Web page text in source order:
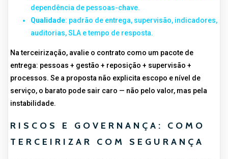
dependência de pessoas-chave.
Qualidade: padrão de entrega, supervisão, indicadores,
auditorias, SLA e tempo de resposta.
Na terceirização, avalie o contrato como um pacote de
entrega: pessoas + gestão + reposição + supervisão +
processos. Se a proposta não explicita escopo e nível de
serviço, o barato pode sair caro — não pelo valor, mas pela
instabilidade.
RISCOS E GOVERNANÇA: COMO
TERCEIRIZAR COM SEGURANÇA